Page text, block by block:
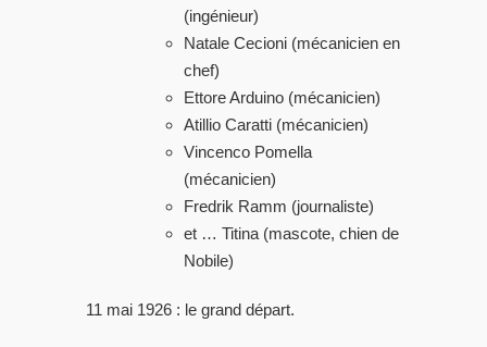
(ingénieur)
Natale Cecioni (mécanicien en
chef)
Ettore Arduino (mécanicien)
Atillio Caratti (mécanicien)
Vincenco Pomella
(mécanicien)
Fredrik Ramm (journaliste)
et … Titina (mascote, chien de
Nobile)
11 mai 1926 : le grand départ.